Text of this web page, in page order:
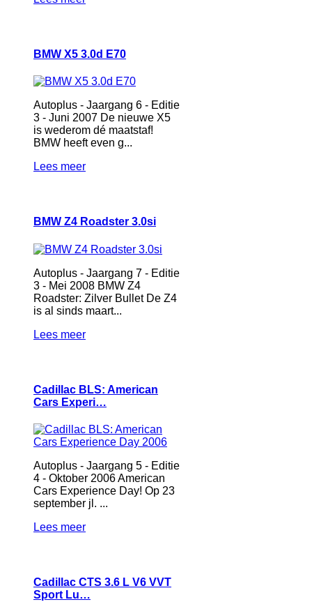
BMW X5 3.0d E70
Autoplus - Jaargang 6 - Editie
3 - Juni 2007 De nieuwe X5
is wederom dé maatstaf!
BMW heeft even g...
Lees meer
BMW Z4 Roadster 3.0si
Autoplus - Jaargang 7 - Editie
3 - Mei 2008 BMW Z4
Roadster: Zilver Bullet De Z4
is al sinds maart...
Lees meer
Cadillac BLS: American
Cars Experi…
Autoplus - Jaargang 5 - Editie
4 - Oktober 2006 American
Cars Experience Day! Op 23
september jl. ...
Lees meer
Cadillac CTS 3.6 L V6 VVT
Sport Lu…